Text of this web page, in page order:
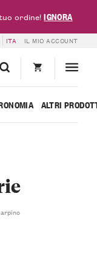
ITA IL MIO ACCOUNT
ALTRI
ordine!IGNORA